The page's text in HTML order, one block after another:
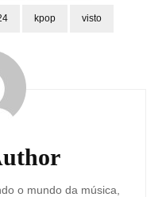
kpop visto
o mundo da música,